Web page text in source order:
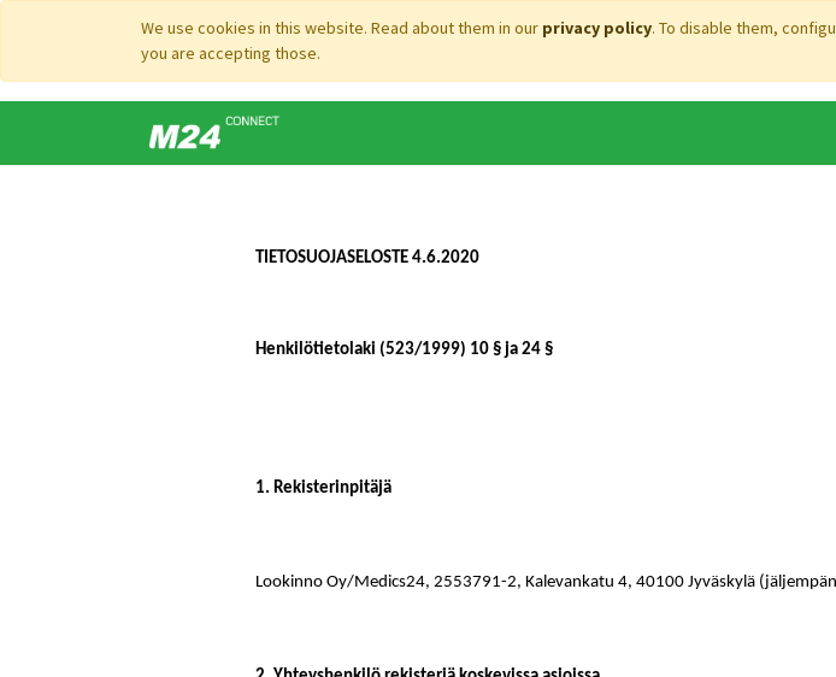
We use cookies in this website. Read about them in our privacy policy. To disable them,
you are accepting those.
TIETOSUOJASELOSTE 4.6.2020
Henkilötietolaki (523/1999) 10 § ja 24 §
1. Rekisterinpitäjä
Lookinno Oy/Medics24, 2553791-2, Kalevankatu 4, 40100 Jyväskylä